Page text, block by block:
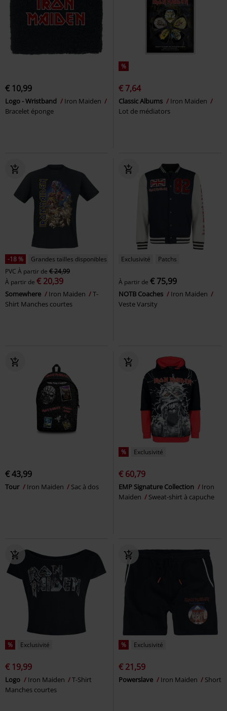
€ 10,99
Logo - Wristband
Iron Maiden
Bracelet éponge
%
€ 7,64
Classic Albums
Iron Maiden
Lot de médiators
-18 %
Grandes tailles disponibles
PVC À partir de € 24,99
À partir de € 20,39
Somewhere Iron Maiden
T-
Shirt Manches courtes
Exclusivité Patchs
À partir de € 75,99
NOTB Coaches
Iron Maiden
Veste Varsity
€ 43,99
Tour Iron Maiden Sac à dos
% Exclusivité
€ 60,79
EMP Signature Collection
Iron
Maiden
Sweat-shirt à capuche
% Exclusivité
€ 19,99
Logo Iron Maiden
T-Shirt
Manches courtes
% Exclusivité
€ 21,59
Powerslave Iron Maiden Short